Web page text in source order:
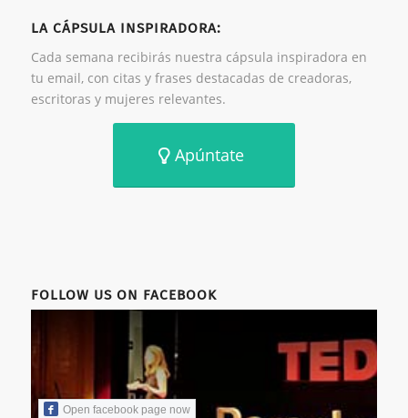
LA CÁPSULA INSPIRADORA:
Cada semana recibirás nuestra cápsula inspiradora en
tu email, con citas y frases destacadas de creadoras,
escritoras y mujeres relevantes.
Apúntate
FOLLOW US ON FACEBOOK
Open facebook page now